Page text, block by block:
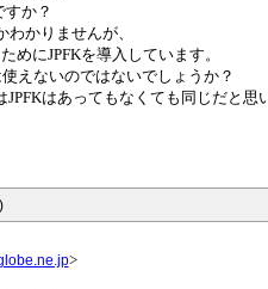
すか？
かりませんが、
めにJPFKを導入しています。
使えないのではないでしょうか？
JPFKはあってもなくても同じだと思
>